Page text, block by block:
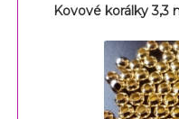
Kovové korálky 3,3